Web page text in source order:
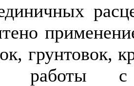
грунтовок,
работы с